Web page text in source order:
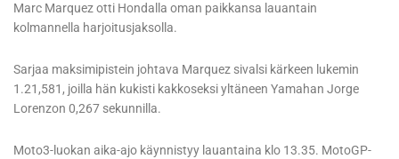
Marc Marquez otti Hondalla oman paikkansa lauantain
kolmannella harjoitusjaksolla.
Sarjaa maksimipistein johtava Marquez sivalsi kärkeen lukemin
1.21,581, joilla hän kukisti kakkoseksi yltäneen Yamahan Jorge
Lorenzon 0,267 sekunnilla.
Moto3-luokan aika-ajo käynnistyy lauantaina klo 13.35. MotoGP-